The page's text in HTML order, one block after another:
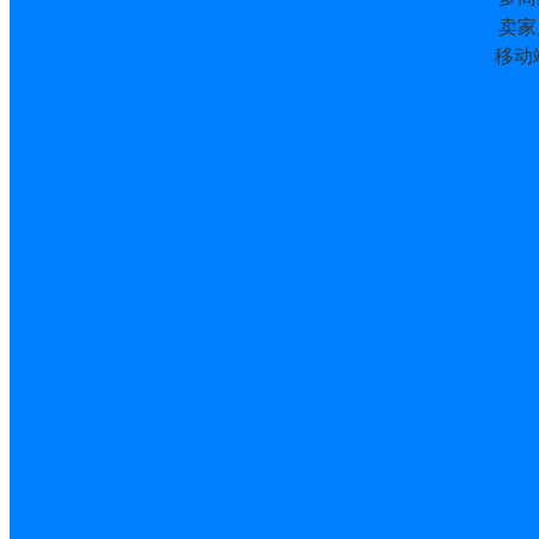
卖
移动